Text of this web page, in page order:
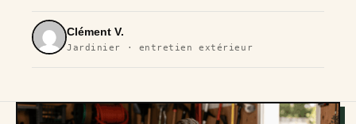
Clément V.
Jardinier · entretien extérieur